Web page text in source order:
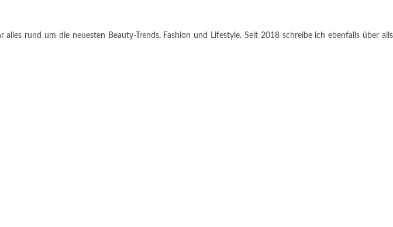
rund um die neuesten Beauty-Trends, Fashion und Lifestyle. Seit 2018 schreibe ich ebenfalls über alls